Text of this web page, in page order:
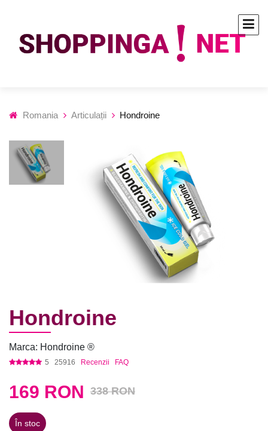
Romania Articulații Hondroine
Hondroine
Marca: Hondroine ®
5 25916 Recenzii FAQ
169 RON 338 RON
În stoc